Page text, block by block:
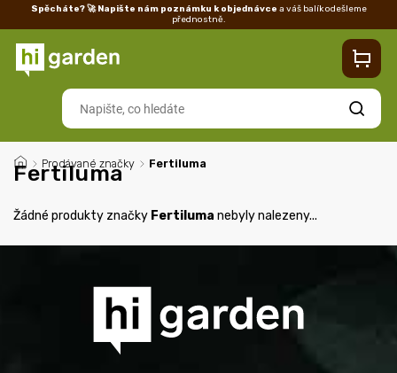
Spěcháte? 🚀 Napište nám poznámku k objednávce a váš balík odešleme
přednostně.
Vrácení/reklamace
Hledat
/ Prodávané značky / Fertiluma
Fertiluma
Žádné produkty značky Fertiluma nebyly nalezeny...